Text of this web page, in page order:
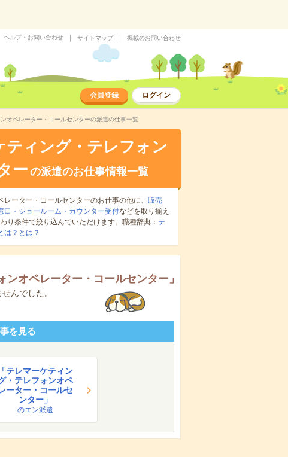
ヘルプ・お問い合わせ サイトマップ 掲載のお問い合わせ
会員登録 ログイン
オペレーター・コールセンターの派遣の仕事一覧
ティング・テレフォン
ー の派遣のお仕事情報一覧
ーター・コールセンターのお仕事の他に、 販売
口・ショールーム・カウンター受付などを取り揃え
り条件で絞り込んでいただけます。職種辞典： テ
は？とは？
ンオペレーター・コールセンター 」
んでした。
を見る
「テレマーケティン
・テレフォンオペ
ーター・コールセ
ンター」
のエン派遣